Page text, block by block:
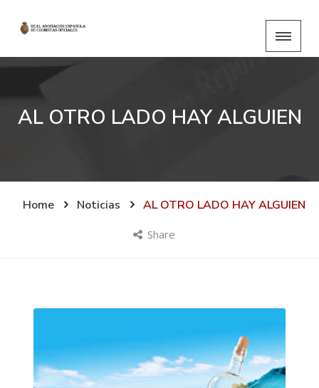
AL OTRO LADO HAY ALGUIEN
Home Noticias AL OTRO LADO HAY ALGUIEN
Share